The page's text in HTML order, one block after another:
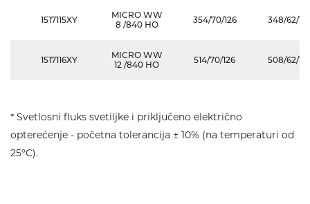
1517115XY
MICRO WW
8 /840 HO
354/70/126 348/62/
1517116XY
MICRO WW
12 /840 HO
514/70/126 508/62/
* Svetlosni fluks svetiljke i priključeno električno
opterećenje - početna tolerancija ± 10% (na temperaturi od
25°C).